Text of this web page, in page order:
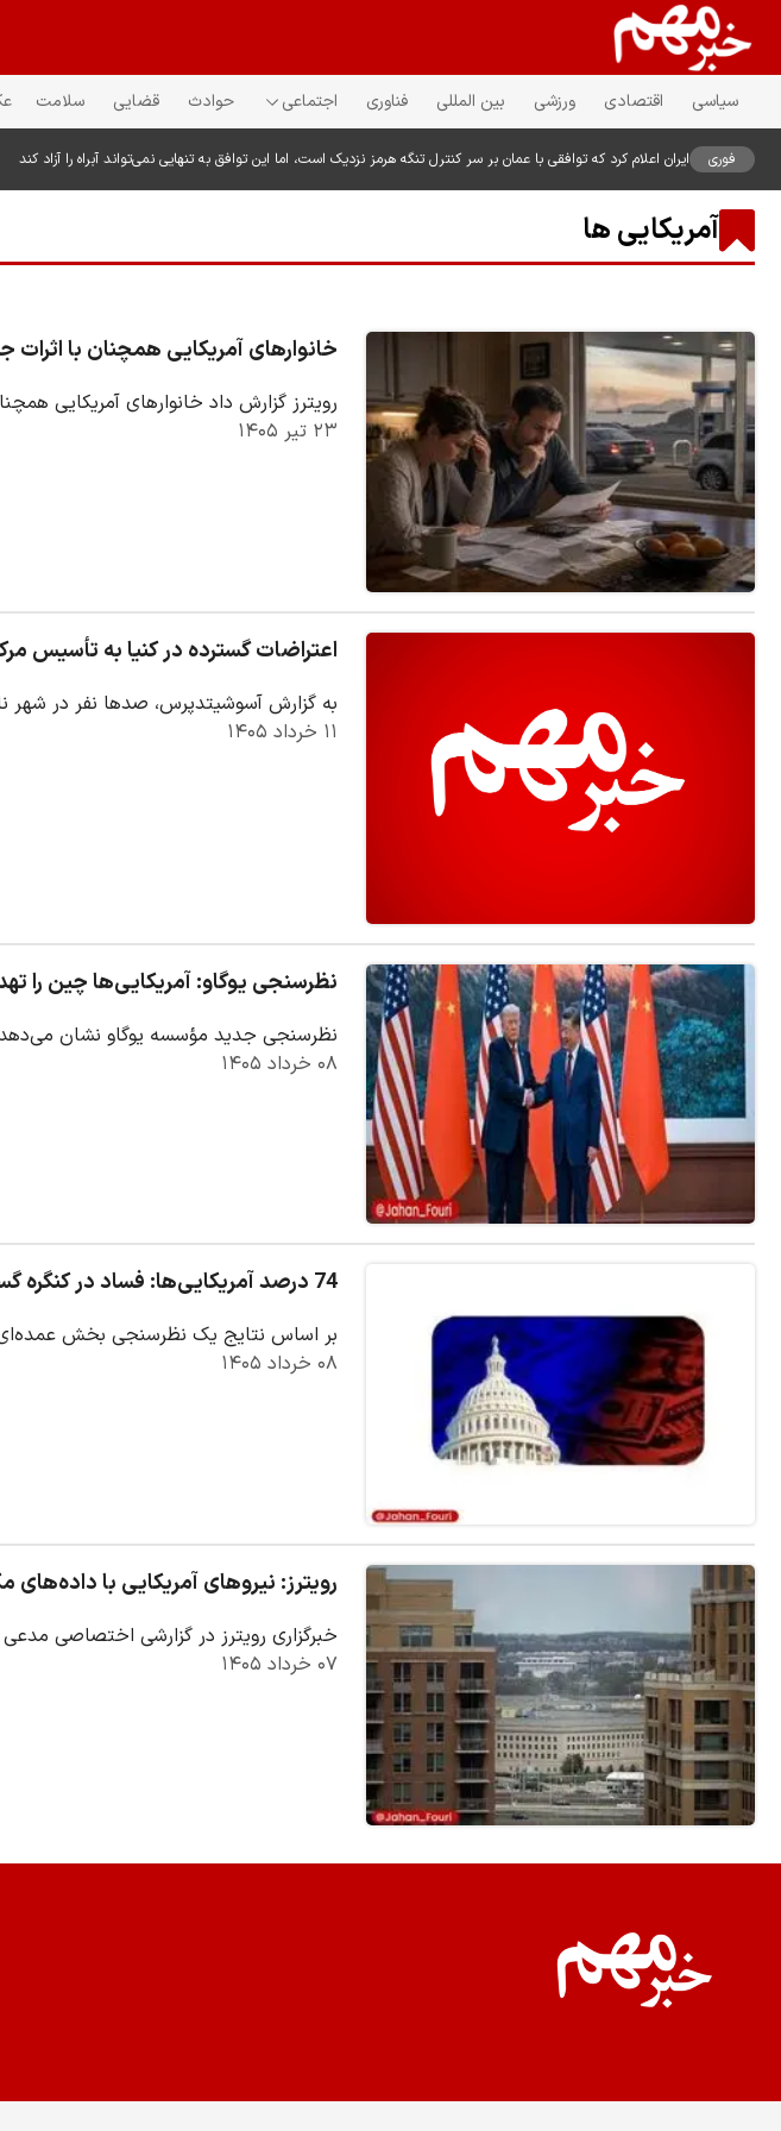
سیاسی اقتصادی ورزشی بین المللی فناوری اجتماعی حوادث قضایی سلامت
فوری ایران اعلام کرد که توافقی با عمان بر سر کنترل تنگه هرمز نزدیک است، اما این توافق به تنهایی نمی‌تواند آبراه را آزاد کند
آمریکایی ها
خانوارهای آمریکایی همچنان با
رویترز گزارش داد خانوارهای آمریکایی
۲۳ تیر ۱۴۰۵
اعتراضات گسترده در کنیا به تأسیس
به گزارش آسوشیتدپرس، صدها نفر در شهر
۱۱ خرداد ۱۴۰۵
نظرسنجی یوگاو: آمریکایی‌ها چین را
نظرسنجی جدید مؤسسه یوگاو نشان می‌دهد
۰۸ خرداد ۱۴۰۵
74 درصد آمریکایی‌ها: فساد در کنگره گسترده است
بر اساس نتایج یک نظرسنجی بخش عمده‌ای
۰۸ خرداد ۱۴۰۵
رویترز: نیروهای آمریکایی با
خبرگزاری رویترز در گزارشی اختصاصی
۰۷ خرداد ۱۴۰۵